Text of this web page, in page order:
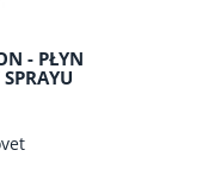
- PŁYN